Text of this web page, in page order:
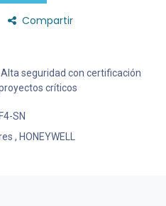
Compartir
seguridad con certificación
críticos
SN
, HONEYWELL